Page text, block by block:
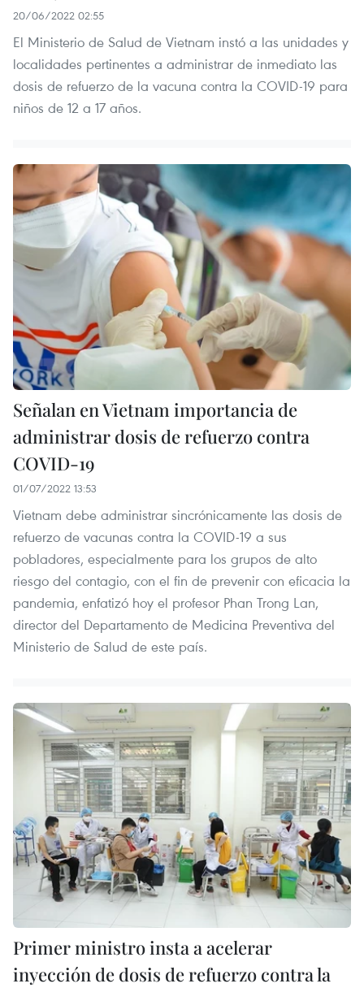
20/06/2022 02:55
El Ministerio de Salud de Vietnam instó a las unidades y
localidades pertinentes a administrar de inmediato las
dosis de refuerzo de la vacuna contra la COVID-19 para
niños de 12 a 17 años.
Señalan en Vietnam importancia de
administrar dosis de refuerzo contra
COVID-19
01/07/2022 13:53
Vietnam debe administrar sincrónicamente las dosis de
refuerzo de vacunas contra la COVID-19 a sus
pobladores, especialmente para los grupos de alto
riesgo del contagio, con el fin de prevenir con eficacia la
pandemia, enfatizó hoy el profesor Phan Trong Lan,
director del Departamento de Medicina Preventiva del
Ministerio de Salud de este país.
Primer ministro insta a acelerar
inyección de dosis de refuerzo contra la